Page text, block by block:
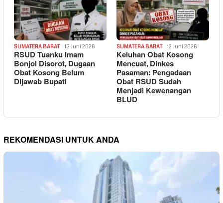
SUMATERA BARAT 13 Juni 2026
RSUD Tuanku Imam
Bonjol Disorot, Dugaan
Obat Kosong Belum
Dijawab Bupati
SUMATERA BARAT 12 Juni 2026
Keluhan Obat Kosong
Mencuat, Dinkes
Pasaman: Pengadaan
Obat RSUD Sudah
Menjadi Kewenangan
BLUD
REKOMENDASI UNTUK ANDA